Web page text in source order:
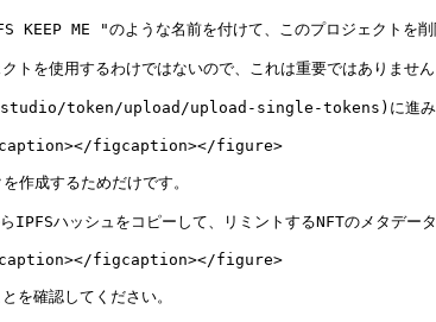
ME "のような名前を付けて、このプロジェクトを削
を使用するわけではないので、これは重要ではありません
token/upload/upload-single-tokens)に進み、最小
figcaption></figure>
成するためだけです。
ハッシュをコピーして、リミントするNFTのメタデー
figcaption></figure>
を確認してください。